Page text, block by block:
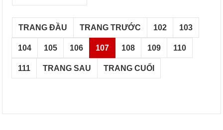
TRANG ĐẦU TRANG TRƯỚC 102 103
104 105 106 107 108 109 110
111 TRANG SAU TRANG CUỐI